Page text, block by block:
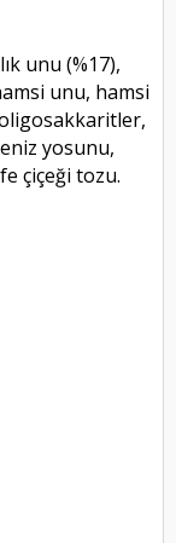
unu (%17),
unu, hamsi
yosunu,
çiçeği tozu.